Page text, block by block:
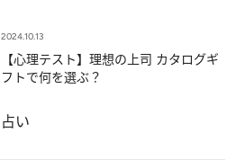
2024.10.13
【心理テスト】理想の上司 カタログギ
フトで何を選ぶ？
占い